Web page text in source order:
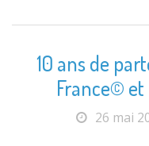
10 ans de
France©
26 mai